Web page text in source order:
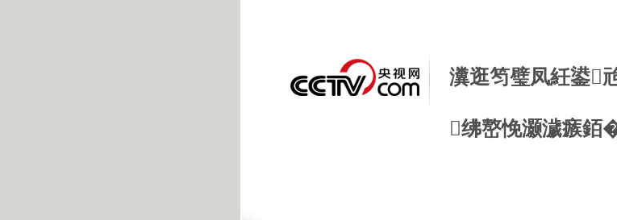
瀵逛笉璧凤紝鍙
绋嶅悗灏濊瘯銆